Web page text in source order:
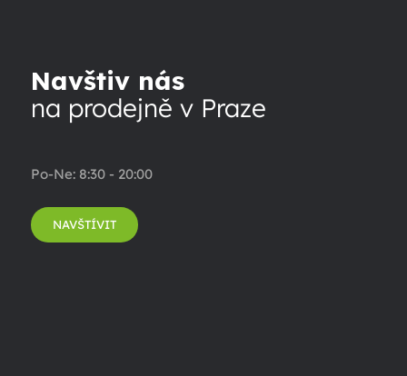
Navštiv nás
na prodejně v Praze
Po-Ne: 8:30 - 20:00
NAVŠTÍVIT